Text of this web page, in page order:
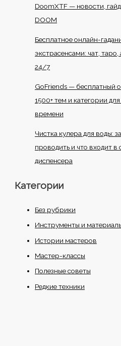
DoomXTF — новости,
DOOM
Бесплатное онлайн-
экстрасенсами: чат,
24/7
GoFriends — бесплатный
1500+ тем и категории
времени
Чистка кулера для воды:
проводить и что входит
диспенсера
Категории
Без рубрики
Инструменты и
Истории мастеров
Мастер-классы
Полезные советы
Редкие техники